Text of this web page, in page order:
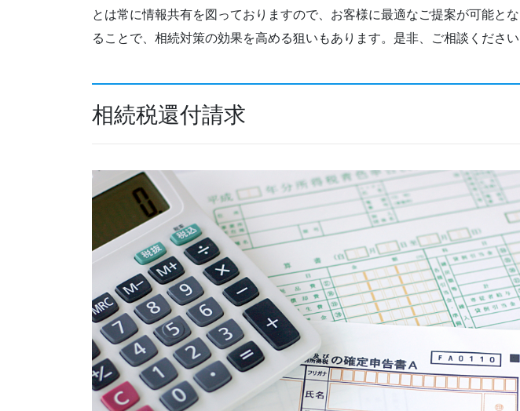
とは常に情報共有を図っておりますので、お客様に最適なご提案が可能と
ることで、相続対策の効果を高める狙いもあります。是非、ご相談ください
相続税還付請求